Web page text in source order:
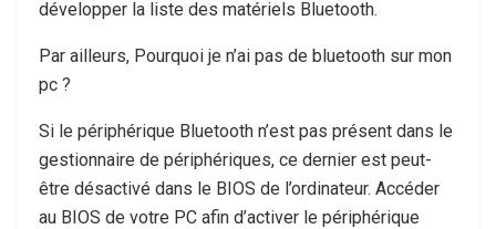
développer la liste des matériels Bluetooth.
Par ailleurs, Pourquoi je n’ai pas de bluetooth sur mon
pc ?
Si le périphérique Bluetooth n’est pas présent dans le
gestionnaire de périphériques, ce dernier est peut-
être désactivé dans le BIOS de l’ordinateur. Accéder
au BIOS de votre PC afin d’activer le périphérique